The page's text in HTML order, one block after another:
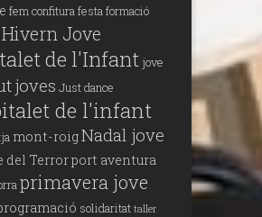
fem confitura festa formació
Hivern Jove
de l'Infant jove
joves Just dance
de l'infant
mont-roigNadal jove
del Terrorport aventura
primavera jove
solidaritat taller